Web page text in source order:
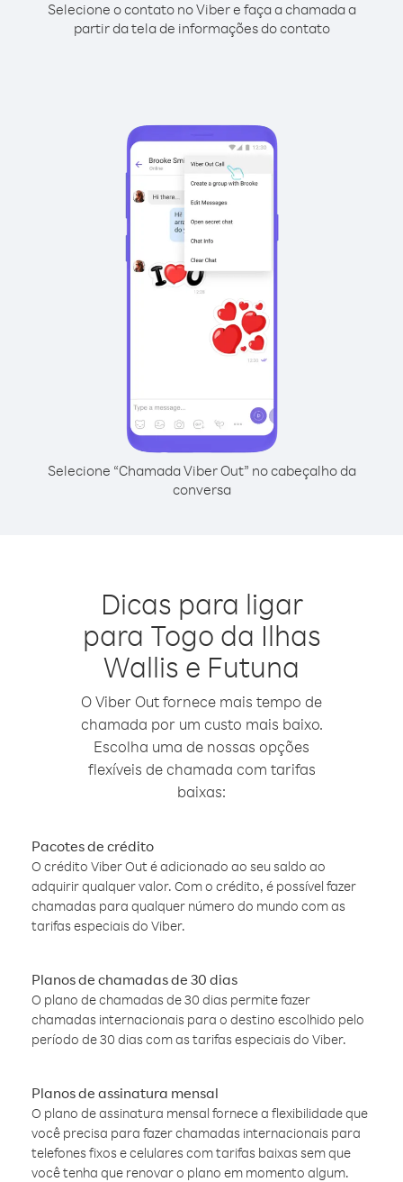
Selecione o contato no Viber e faça a chamada a
partir da tela de informações do contato
Selecione “Chamada Viber Out” no cabeçalho da
conversa
Dicas para ligar
para Togo da Ilhas
Wallis e Futuna
O Viber Out fornece mais tempo de
chamada por um custo mais baixo.
Escolha uma de nossas opções
flexíveis de chamada com tarifas
baixas:
Pacotes de crédito
O crédito Viber Out é adicionado ao seu saldo ao
adquirir qualquer valor. Com o crédito, é possível fazer
chamadas para qualquer número do mundo com as
tarifas especiais do Viber.
Planos de chamadas de 30 dias
O plano de chamadas de 30 dias permite fazer
chamadas internacionais para o destino escolhido pelo
período de 30 dias com as tarifas especiais do Viber.
Planos de assinatura mensal
O plano de assinatura mensal fornece a flexibilidade que
você precisa para fazer chamadas internacionais para
telefones fixos e celulares com tarifas baixas sem que
você tenha que renovar o plano em momento algum.